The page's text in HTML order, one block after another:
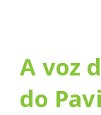
A voz
do